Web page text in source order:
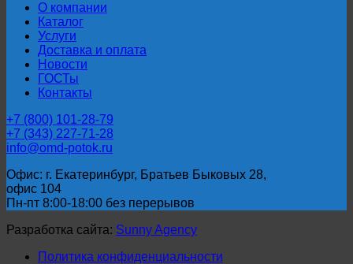
О компании
Каталог
Услуги
Доставка и оплата
Новости
ГОСТы
Контакты
+7 (800) 101-28-79
+7 (343) 227-71-28
info@omd-potok.ru
Офис: г. Екатеринбург, Братьев Быковых 28,
офис 104
Пн-пт 8:00-18:00 без перерывов
Разработка сайта: Sunny Agency
Политика конфиденциальности